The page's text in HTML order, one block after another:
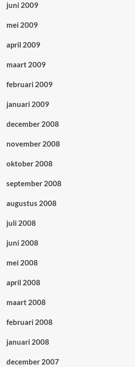
juni 2009
mei 2009
april 2009
maart 2009
februari 2009
januari 2009
december 2008
november 2008
oktober 2008
september 2008
augustus 2008
juli 2008
juni 2008
mei 2008
april 2008
maart 2008
februari 2008
januari 2008
december 2007